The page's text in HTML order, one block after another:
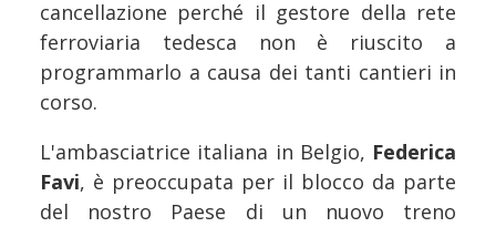
cancellazione perché il gestore della rete
ferroviaria tedesca non è riuscito a
programmarlo a causa dei tanti cantieri in
corso.
L'ambasciatrice italiana in Belgio, Federica
Favi, è preoccupata per il blocco da parte
del nostro Paese di un nuovo treno